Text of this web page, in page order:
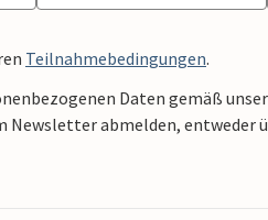
Teilnahmebedingungen.
Daten gemäß
Newsletter abmelden, entweder